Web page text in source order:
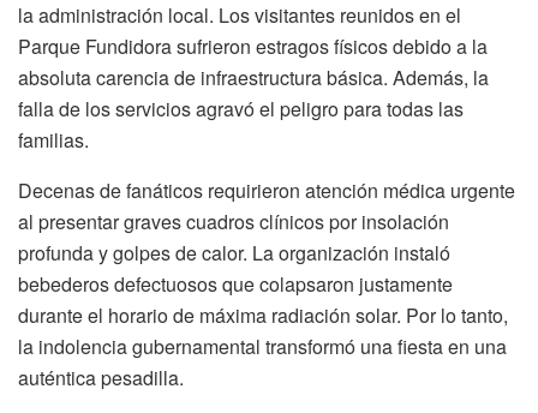
la administración local. Los visitantes reunidos en el
Parque Fundidora sufrieron estragos físicos debido a la
absoluta carencia de infraestructura básica. Además, la
falla de los servicios agravó el peligro para todas las
familias.
Decenas de fanáticos requirieron atención médica urgente
al presentar graves cuadros clínicos por insolación
profunda y golpes de calor. La organización instaló
bebederos defectuosos que colapsaron justamente
durante el horario de máxima radiación solar. Por lo tanto,
la indolencia gubernamental transformó una fiesta en una
auténtica pesadilla.